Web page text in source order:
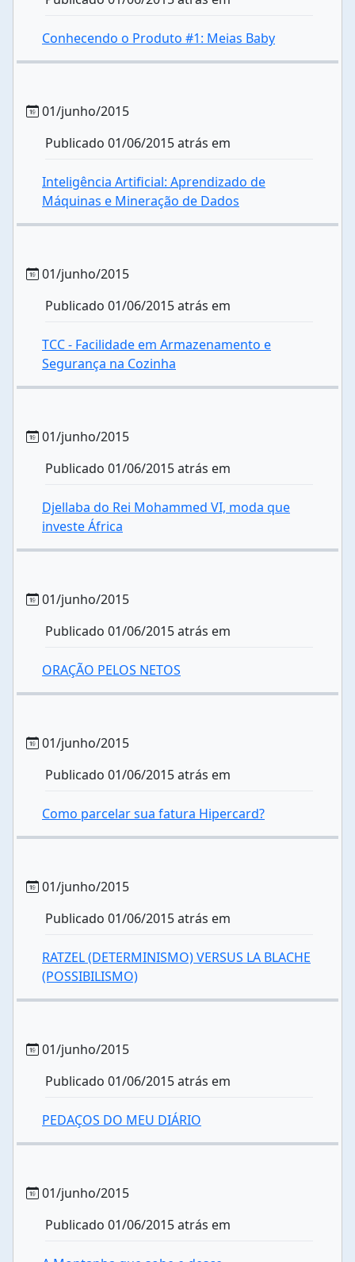
Conhecendo o Produto #1: Meias Baby
01/junho/2015
Publicado 01/06/2015 atrás em
Inteligência Artificial: Aprendizado de
Máquinas e Mineração de Dados
01/junho/2015
Publicado 01/06/2015 atrás em
TCC - Facilidade em Armazenamento e
Segurança na Cozinha
01/junho/2015
Publicado 01/06/2015 atrás em
Djellaba do Rei Mohammed VI, moda que
investe África
01/junho/2015
Publicado 01/06/2015 atrás em
ORAÇÃO PELOS NETOS
01/junho/2015
Publicado 01/06/2015 atrás em
Como parcelar sua fatura Hipercard?
01/junho/2015
Publicado 01/06/2015 atrás em
RATZEL (DETERMINISMO) VERSUS LA BLACHE
(POSSIBILISMO)
01/junho/2015
Publicado 01/06/2015 atrás em
PEDAÇOS DO MEU DIÁRIO
01/junho/2015
Publicado 01/06/2015 atrás em